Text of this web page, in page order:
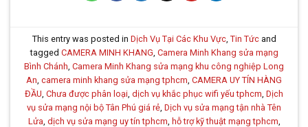
This entry was posted in Dịch Vụ Tại Các Khu Vực, Tin Tứcand
tagged CAMERA MINH KHANG Camera Minh Khang sửa mạng
Bình Chánh Camera Minh Khang sửa mạng khu công nghiệp Long
An camera minh khang sửa mạng tphcm CAMERA UY TÍN HÀNG
ĐẦU Chưa được phân loại dịch vụ khắc phục wifi yếu tphcm Dịch
vụ sửa mạng nội bộ Tân Phú giá rẻ Dịch vụ sửa mạng tận nhà Tên
Lửa dịch vụ sửa mạng uy tín tphcm hỗ trợ kỹ thuật mạng tphcm